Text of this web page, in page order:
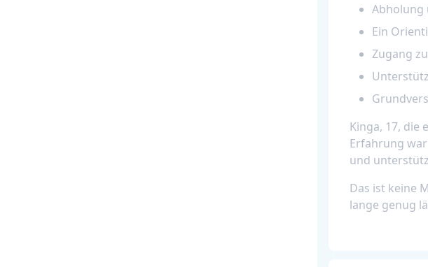
Abholung
Ein
Zugang
Kinga, 17, die
Erfahrung
und
Das ist keine
lange genug